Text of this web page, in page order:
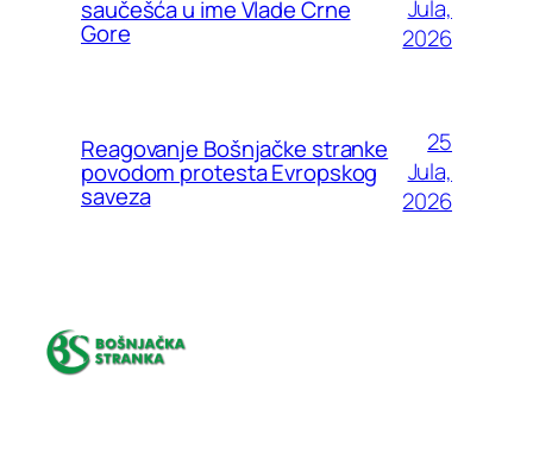
saučešća u ime Vlade Crne
Gore
Jula,
2026
Reagovanje Bošnjačke stranke
povodom protesta Evropskog
saveza
25
Jula,
2026